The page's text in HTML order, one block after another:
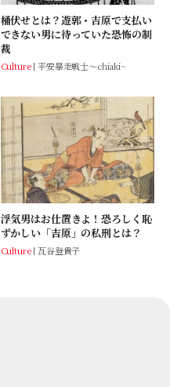
桶伏せとは？遊郭・吉原で支払い
できない男に待っていた恐怖の制
裁
Culture 平安暴走戦士～chiaki~
浮気男はお仕置きよ！恐ろしく恥
ずかしい「吉原」の私刑とは？
Culture 瓦谷登貴子